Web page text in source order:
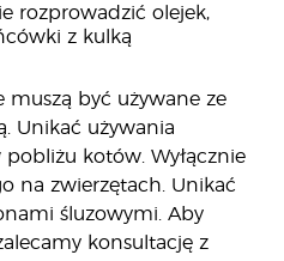
rozprowadzić olejek,
z kulką
muszą być używane ze
Unikać używania
kotów. Wyłącznie
na zwierzętach. Unikać
śluzowymi. Aby
konsultację z